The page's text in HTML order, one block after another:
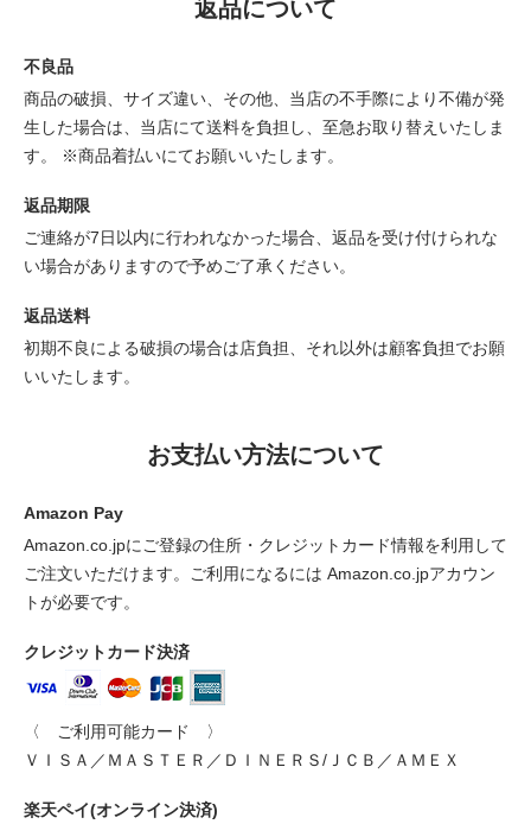
返品について
不良品
商品の破損、サイズ違い、その他、当店の不手際により不備が発
生した場合は、当店にて送料を負担し、至急お取り替えいたしま
す。 ※商品着払いにてお願いいたします。
返品期限
ご連絡が7日以内に行われなかった場合、返品を受け付けられな
い場合がありますので予めご了承ください。
返品送料
初期不良による破損の場合は店負担、それ以外は顧客負担でお願
いいたします。
お支払い方法について
Amazon Pay
Amazon.co.jpにご登録の住所・クレジットカード情報を利用して
ご注文いただけます。ご利用になるには Amazon.co.jpアカウン
トが必要です。
クレジットカード決済
〈 ご利用可能カード 〉
ＶＩＳＡ／ＭＡＳＴＥＲ／ＤＩＮＥＲＳ/ＪＣＢ／ＡＭＥＸ
楽天ペイ(オンライン決済)